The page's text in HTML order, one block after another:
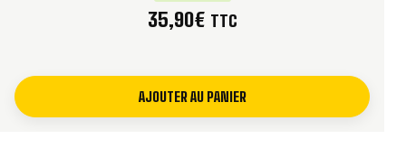
35,90€ TTC
AJOUTER AU PANIER